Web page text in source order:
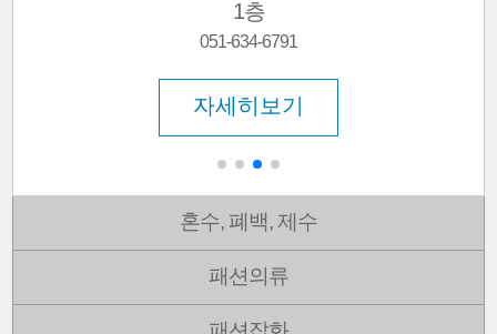
1층
051-634-6791
자세히보기
혼수, 폐백, 제수
패션의류